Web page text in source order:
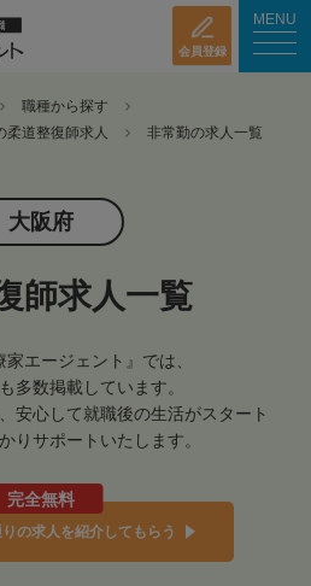
会員登録
MENU
職種から探す
柔道整復師求人 非常勤の求人一覧
大阪府
師求人一覧
家エージェント』では、
多数掲載しています。
安心して就職後の生活がスタート
りサポートいたします。
完全無料
の求人を紹介してもらう